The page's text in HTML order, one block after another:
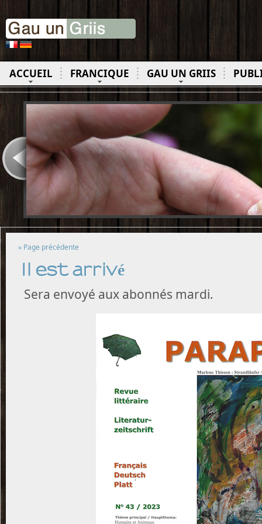
ACCUEIL FRANCIQUE GAU UN GRIIS
« Page précédente
Il est arrivé
Sera envoyé aux abonnés mardi.